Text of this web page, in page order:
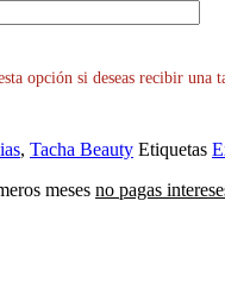
opción si deseas recibir una
, Tacha Beauty Etiquetas
meses no pagas